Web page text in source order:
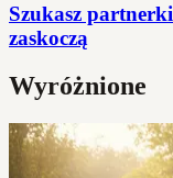
Szukasz
zaskoczą
Wyróżnione